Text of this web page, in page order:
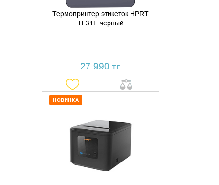
Термопринтер этикеток HPRT
TL31E черный
27 990 тг.
НОВИНКА
ДОБАВИТЬ В КОРЗИНУ
КУПИТЬ В 1 КЛИК